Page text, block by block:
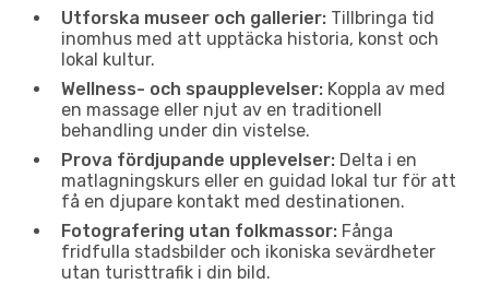
Utforska museer och gallerier: Tillbringa tid
inomhus med att upptäcka historia, konst och
lokal kultur.
Wellness- och spaupplevelser: Koppla av med
en massage eller njut av en traditionell
behandling under din vistelse.
Prova fördjupande upplevelser: Delta i en
matlagningskurs eller en guidad lokal tur för att
få en djupare kontakt med destinationen.
Fotografering utan folkmassor: Fånga
fridfulla stadsbilder och ikoniska sevärdheter
utan turisttrafik i din bild.